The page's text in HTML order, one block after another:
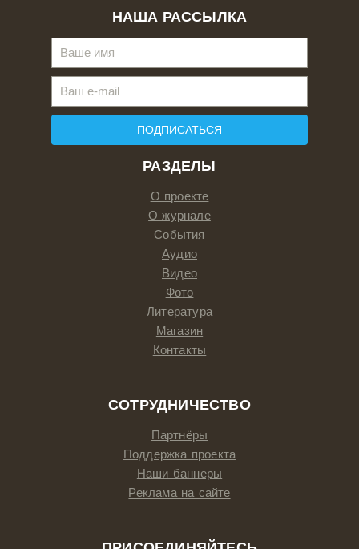
РАЗДЕЛЫ
О проекте
О журнале
События
Аудио
Видео
Фото
Литература
Магазин
Контакты
СОТРУДНИЧЕСТВО
Партнёры
Поддержка проекта
Наши баннеры
Реклама на сайте
НАША РАССЫЛКА
ПОДПИСАТЬСЯ